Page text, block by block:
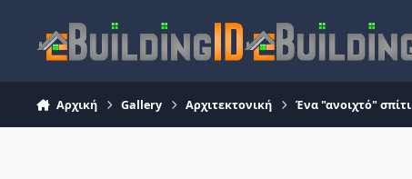
Αρχική Gallery Αρχιτεκτονική Ένα "ανοιχτό" σπίτι